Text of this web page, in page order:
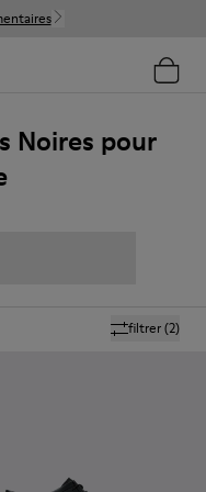
Noires pour
filtrer(2)